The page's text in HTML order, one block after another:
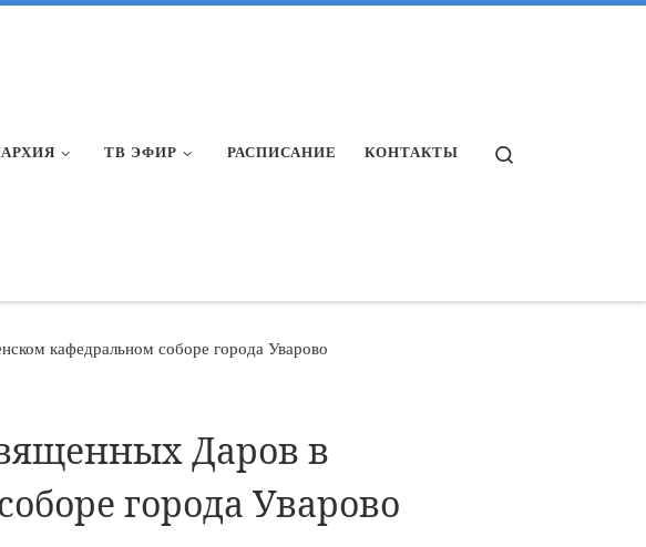
ТВ ЭФИР РАСПИСАНИЕ КОНТАКТЫ
кафедральном соборе города Уварово
Даров в
города Уварово